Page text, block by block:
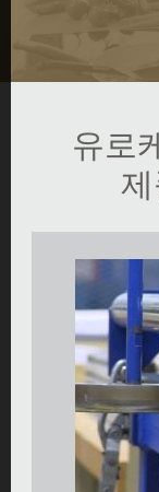
유로